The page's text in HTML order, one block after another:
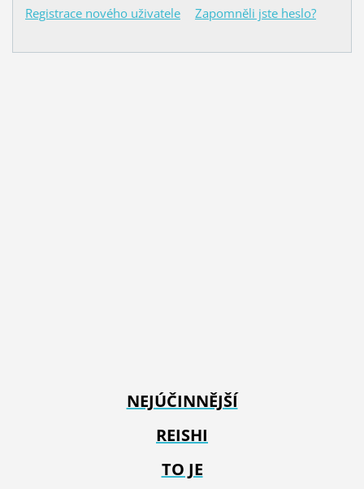
Registrace nového uživatele Zapomněli jste heslo?
NEJÚČINNĚJŠÍ
REISHI
TO JE